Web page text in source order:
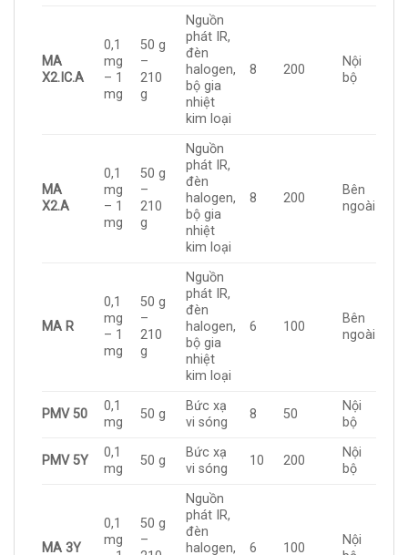
MA
X2.IC.A
0,1
mg
– 1
mg
50 g
–
210
g
Nguồn
phát IR,
đèn
halogen,
bộ gia
nhiệt
kim loại
8 200
Nội
bộ
MA
X2.A
0,1
mg
– 1
mg
50 g
–
210
g
Nguồn
phát IR,
đèn
halogen,
bộ gia
nhiệt
kim loại
8 200
Bên
ngoài
MA R
0,1
mg
– 1
mg
50 g
–
210
g
Nguồn
phát IR,
đèn
halogen,
bộ gia
nhiệt
kim loại
6 100
Bên
ngoài
PMV 50
0,1
mg
50 g
Bức xạ
vi sóng
8 50
Nội
bộ
PMV 5Y
0,1
mg
50 g
Bức xạ
vi sóng
10 200
Nội
bộ
MA 3Y
0,1
mg
50 g
–
Nguồn
phát IR,
đèn
halogen,
6 100
Nội